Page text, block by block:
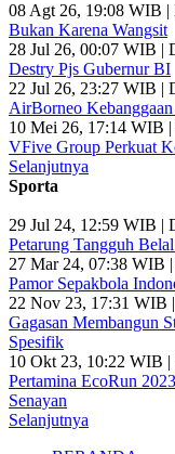
08 Agt 26, 19:08 WIB |
Bukan Karena Wangsit
28 Jul 26, 00:07 WIB |
Destry Pjs Gubernur BI
22 Jul 26, 23:27 WIB |
AirBorneo
10 Mei 26, 17:14 WIB
VFive Group Perkuat
Selanjutnya
Sporta
29 Jul 24, 12:59 WIB |
Petarung Tangguh
27 Mar 24, 07:38 WIB
Pamor Sepakbola
22 Nov 23, 17:31 WIB
Gagasan Membangun
Spesifik
10 Okt 23, 10:22 WIB
Pertamina EcoRun
Senayan
Selanjutnya